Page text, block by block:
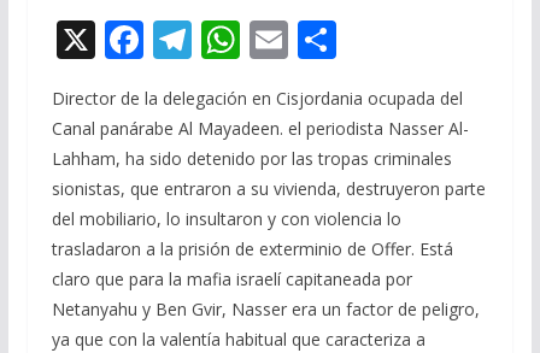
X F
ac
e
b
o
o
k
T
e
gr
a
m
W
at
s
A
p
p
E
ai
l
C
m
p
ar
ti
r
Director de la delegación en Cisjordania ocupada del
Canal panárabe Al Mayadeen. el periodista Nasser Al-
Lahham, ha sido detenido por las tropas criminales
sionistas, que entraron a su vivienda, destruyeron parte
del mobiliario, lo insultaron y con violencia lo
trasladaron a la prisión de exterminio de Offer. Está
claro que para la mafia israelí capitaneada por
Netanyahu y Ben Gvir, Nasser era un factor de peligro,
ya que con la valentía habitual que caracteriza a